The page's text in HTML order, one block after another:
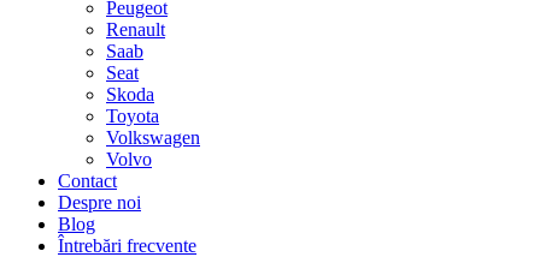
Peugeot
Renault
Saab
Seat
Skoda
Toyota
Volkswagen
Volvo
Contact
Despre noi
Blog
Întrebări frecvente